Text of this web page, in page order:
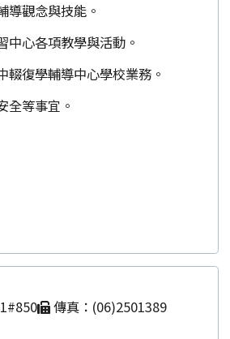
導觀念與技能。
中心各項教學與活動。
輟復學輔導中心學校業務。
全等事宜。
傳真：(06)2501389